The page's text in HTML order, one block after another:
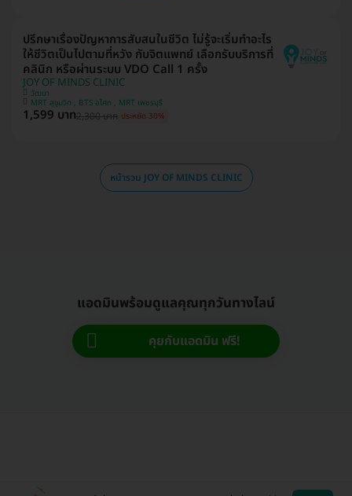
ปรึกษาเรื่องปัญหาการสับสนในชีวิต ไม่รู้จะเริ่มทำอะไร
ให้ชีวิตเป็นไปตามที่หวัง กับจิตแพทย์ เลือกรับบริการที่
คลินิก หรือผ่านระบบ VDO Call 1 ครั้ง
JOY OF MINDS CLINIC
วัฒนา
MRT สุขุมวิท , BTS อโศก , MRT เพชรบุรี
1,599 บาท2,300 บาท ประหยัด 30%
หน้ารวม JOY OF MINDS CLINIC
แอดมินพร้อมดูแลคุณทุกวันทางไลน์
คุยกับแอดมิน ฟรี!